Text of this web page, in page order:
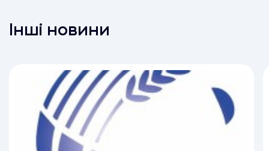
Інші новини